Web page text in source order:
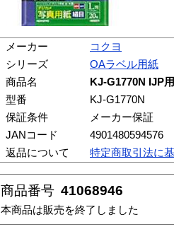
メーカー
コクヨ
シリーズ
OAラベル用紙
商品名
KJ-G1770N IJP
型番
KJ-G1770N
保証条件
メーカー保証
JANコード
4901480594576
返品について
特定商取引法に
商品番号 41068946
本商品は販売を終了しました